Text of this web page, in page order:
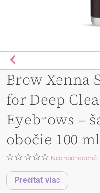
Brow Xenna
for Deep
Eyebrows –
obočie 100 ml
Neohodnotené
Prečítať viac